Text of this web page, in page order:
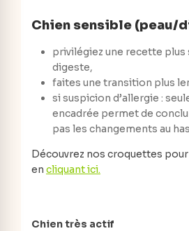
Chien sensible (peau/
privilégiez une recette
digeste,
faites une transition plus
si suspicion d’allergie :
encadrée permet de
pas les changements au
Découvrez nos croquettes
en cliquant ici.
Chien très actif